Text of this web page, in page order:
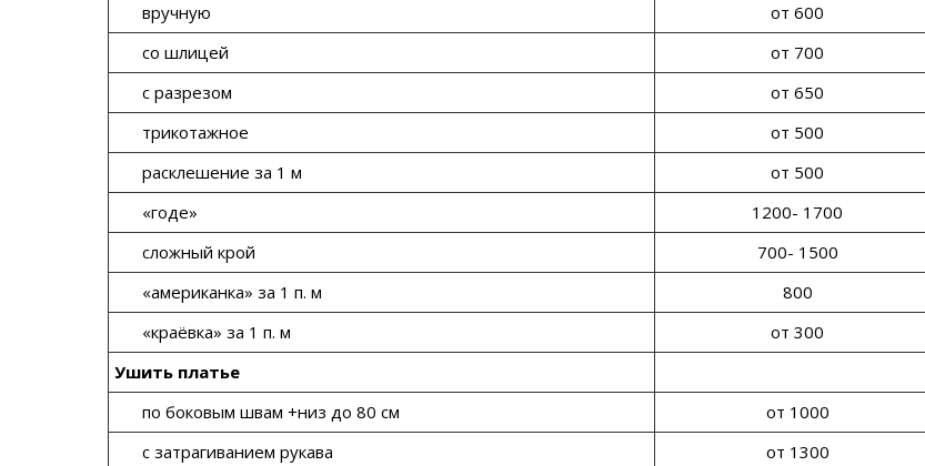
вручную
от 600
со шлицей
от 700
с разрезом
от 650
трикотажное
от 500
расклешение за 1 м
от 500
«годе»
1200- 1700
сложный крой
700- 1500
«американка» за 1 п. м
800
«краёвка» за 1 п. м
от 300
Ушить платье
по боковым швам +низ до 80 см
от 1000
с затрагиванием рукава
от 1300